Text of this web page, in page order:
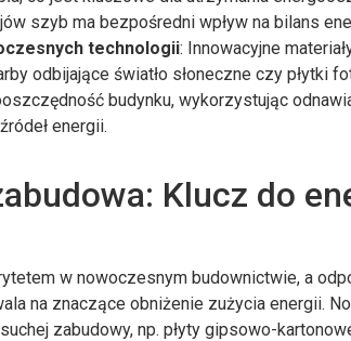
szyb ma bezpośredni wpływ na bilans
technologii: Innowacyjne
odbijające światło słoneczne czy płytki
budynku, wykorzystując
energii.
Klucz do
w nowoczesnym budownictwie, a
na znaczące obniżenie zużycia energii.
zabudowy, np. płyty gipsowo-